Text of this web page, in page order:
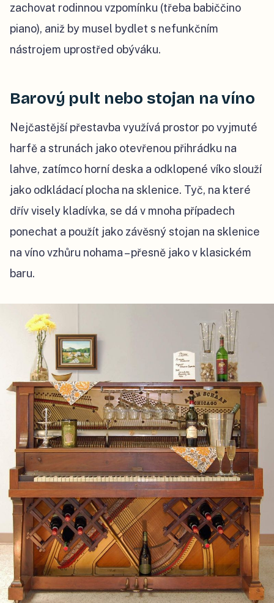
zachovat rodinnou vzpomínku (třeba babiččino
piano), aniž by musel bydlet s nefunkčním
nástrojem uprostřed obýváku.
Barový pult nebo stojan na víno
Nejčastější přestavba využívá prostor po vyjmuté
harfě a strunách jako otevřenou přihrádku na
lahve, zatímco horní deska a odklopené víko slouží
jako odkládací plocha na sklenice. Tyč, na které
dřív visely kladívka, se dá v mnoha případech
ponechat a použít jako závěsný stojan na sklenice
na víno vzhůru nohama – přesně jako v klasickém
baru.